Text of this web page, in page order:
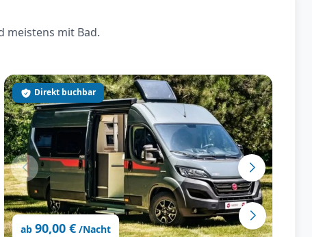
meistens mit Bad.
ab 90,00 € /Nacht
Direkt buchbar